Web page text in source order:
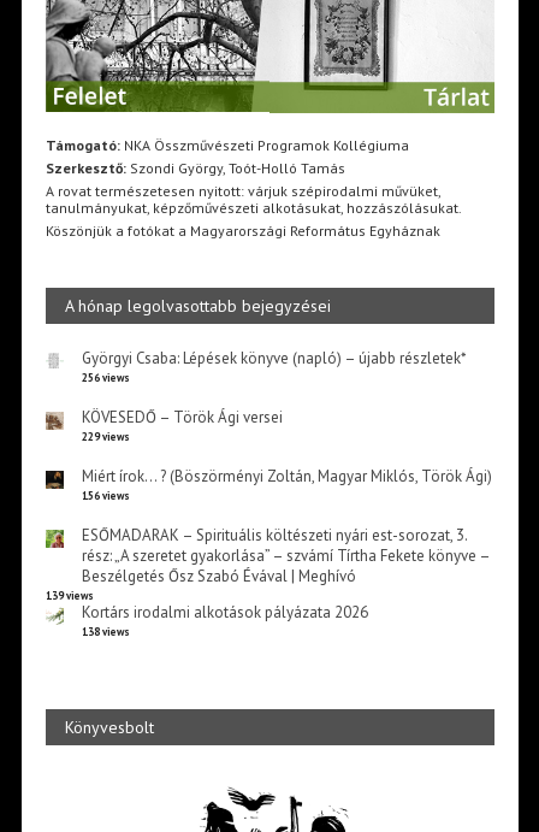
Támogató:NKA Összművészeti Programok Kollégiuma
Szerkesztő:Szondi György, Toót-Holló Tamás
A rovat természetesen nyitott: várjuk szépirodalmi művüket,
tanulmányukat, képzőművészeti alkotásukat, hozzászólásukat.
Köszönjük a fotókat a Magyarországi Református Egyháznak
A hónap legolvasottabb bejegyzései
Györgyi Csaba: Lépések könyve (napló) – újabb részletek*
256 views
KÖVESEDŐ – Török Ági versei
229 views
Miért írok… ? (Böszörményi Zoltán, Magyar Miklós, Török Ági)
156 views
ESŐMADARAK – Spirituális költészeti nyári est-sorozat, 3.
rész: „A szeretet gyakorlása” – szvámí Tírtha Fekete könyve –
Beszélgetés Ősz Szabó Évával | Meghívó
139 views
Kortárs irodalmi alkotások pályázata 2026
138 views
Könyvesbolt